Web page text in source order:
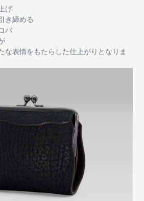
げ
き締める
バ
な表情をもたらした仕上がりとなりま